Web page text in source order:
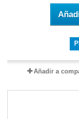
Añadir a